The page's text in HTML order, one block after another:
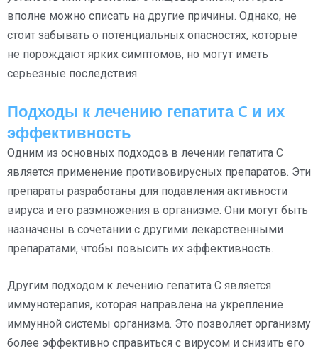
вполне можно списать на другие причины. Однако, не
стоит забывать о потенциальных опасностях, которые
не порождают ярких симптомов, но могут иметь
серьезные последствия.
Подходы к лечению гепатита C и их
эффективность
Одним из основных подходов в лечении гепатита C
является применение противовирусных препаратов. Эти
препараты разработаны для подавления активности
вируса и его размножения в организме. Они могут быть
назначены в сочетании с другими лекарственными
препаратами, чтобы повысить их эффективность.
Другим подходом к лечению гепатита C является
иммунотерапия, которая направлена на укрепление
иммунной системы организма. Это позволяет организму
более эффективно справиться с вирусом и снизить его